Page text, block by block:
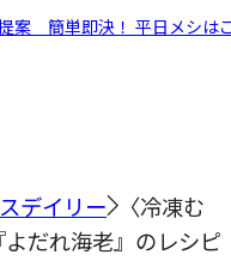
案 簡単即決！ 平日メシは
デイリー
〈冷凍む
だれ海老』のレシピ